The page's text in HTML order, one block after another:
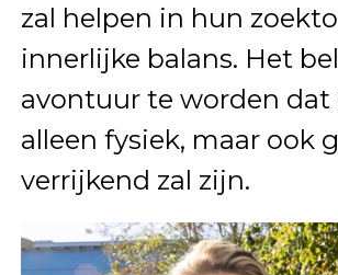
zal helpen in hun
innerlijke balans. Het
avontuur te worden dat
alleen fysiek, maar ook
verrijkend zal zijn.